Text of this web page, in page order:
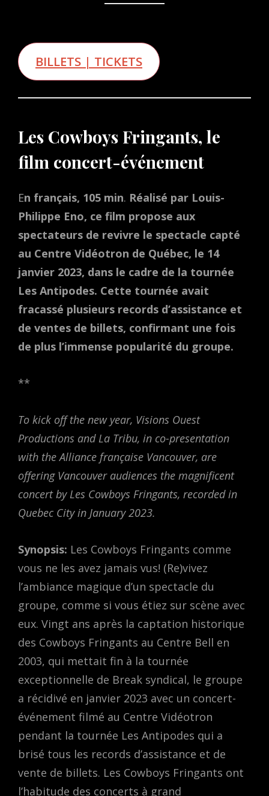
BILLETS | TICKETS
Les Cowboys Fringants, le
film concert-événement
En français, 105 min. Réalisé par Louis-
Philippe Eno, ce film propose aux
spectateurs de revivre le spectacle capté
au Centre Vidéotron de Québec, le 14
janvier 2023, dans le cadre de la tournée
Les Antipodes. Cette tournée avait
fracassé plusieurs records d’assistance et
de ventes de billets, confirmant une fois
de plus l’immense popularité du groupe.
**
To kick off the new year, Visions Ouest
Productions and La Tribu, in co-presentation
with the Alliance française Vancouver, are
offering Vancouver audiences the magnificent
concert by Les Cowboys Fringants, recorded in
Quebec City in January 2023.
Synopsis: Les Cowboys Fringants comme
vous ne les avez jamais vus! (Re)vivez
l’ambiance magique d’un spectacle du
groupe, comme si vous étiez sur scène avec
eux. Vingt ans après la captation historique
des Cowboys Fringants au Centre Bell en
2003, qui mettait fin à la tournée
exceptionnelle de Break syndical, le groupe
a récidivé en janvier 2023 avec un concert-
événement filmé au Centre Vidéotron
pendant la tournée Les Antipodes qui a
brisé tous les records d’assistance et de
vente de billets. Les Cowboys Fringants ont
l’habitude des concerts à grand